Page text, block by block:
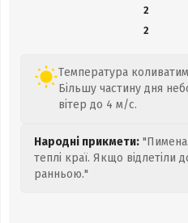
2
2
Температура
Більшу частину дня
вітер до 4 м/с.
Народні прикмети:
теплі краї. Якщо відлетіли
ранньою."